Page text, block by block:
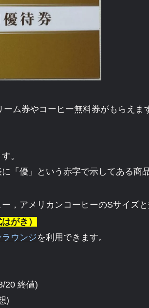
ム券やコーヒー無料券がもらえま
。
「優」という赤字で示してある商
，アメリカンコーヒーのSサイズと
がき）
ラウンジを利用できます。
終値)
)